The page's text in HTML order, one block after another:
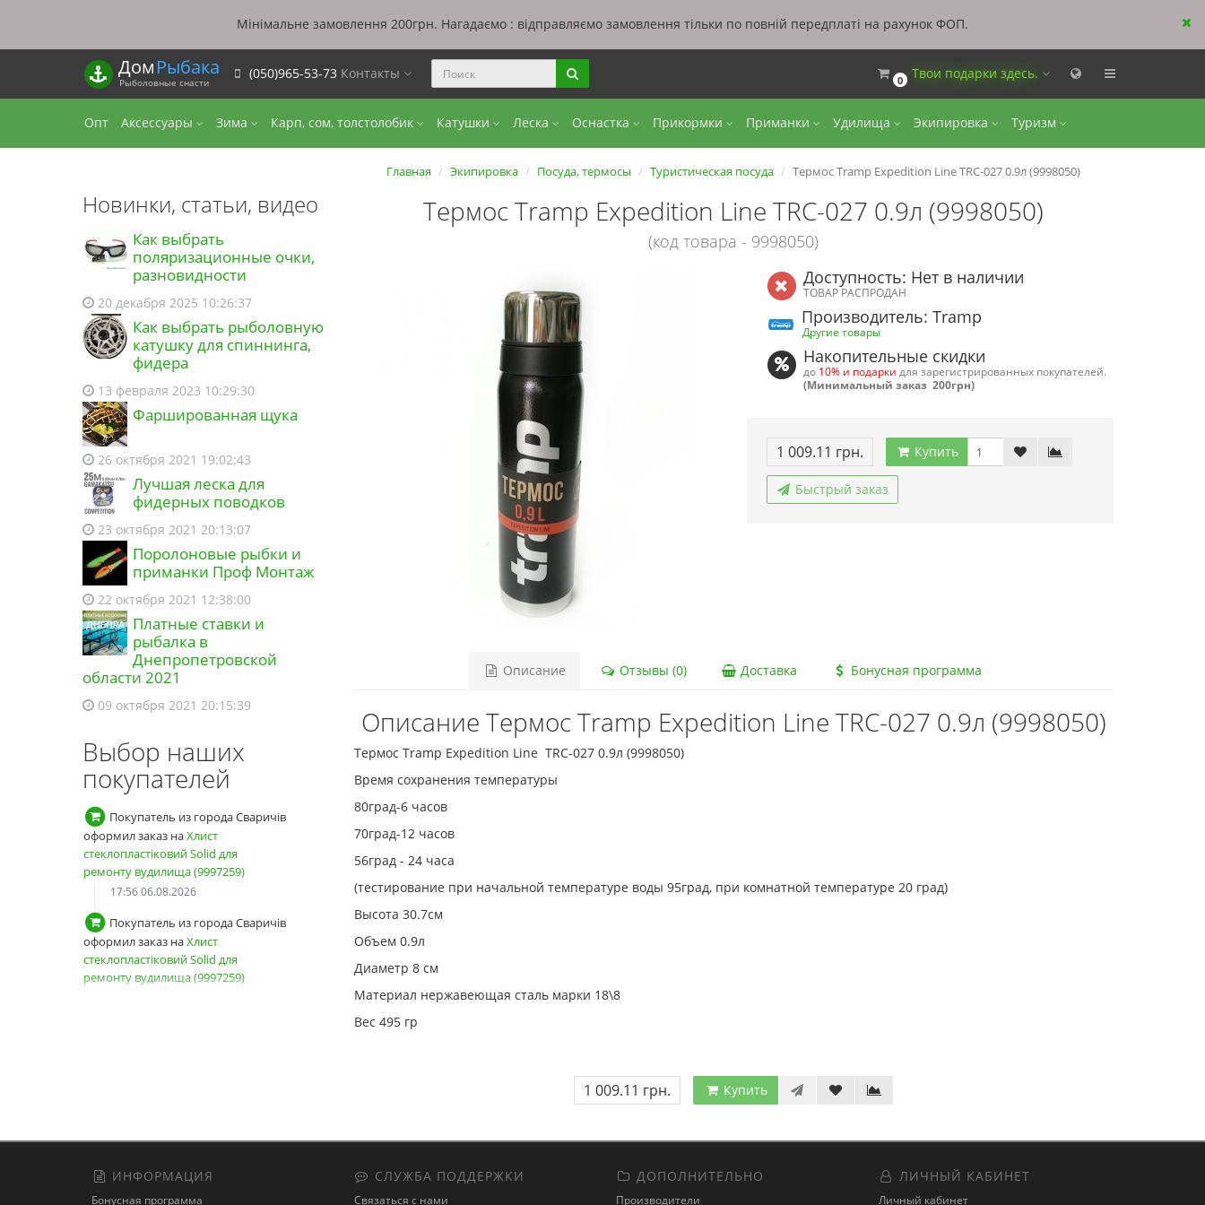
Мінімальне замовлення 200грн. Нагадаємо : відправляємо замовлення тільки по повній передплаті на рахунок ФОП.
ДомРыбака
Рыболовные снасти
(050)965-53-73 Контакты 0 Твои подарки здесь.
Опт Аксессуары Зима Карп, сом, толстолобик Катушки Леска Оснастка Прикормки Приманки Удилища Экипировка Туризм
Новинки, статьи, видео
Как выбрать
поляризационные очки,
разновидности
20 декабря 2025 10:26:37
Как выбрать рыболовную
катушку для спиннинга,
фидера
13 февраля 2023 10:29:30
Фаршированная щука
26 октября 2021 19:02:43
Лучшая леска для
фидерных поводков
23 октября 2021 20:13:07
Поролоновые рыбки и
приманки Проф Монтаж
22 октября 2021 12:38:00
Платные ставки и
рыбалка в
Днепропетровской
области 2021
09 октября 2021 20:15:39
Выбор наших
покупателей
Покупатель из города Сваричів
оформил заказ наХлист
стеклопластіковий Solid для
ремонту вудилища (9997259)
17:56 06.08.2026
Покупатель из города Сваричів
оформил заказ наХлист
стеклопластіковий Solid для
ремонту вудилища (9997259)
Покупатель оформил заказ на
Снасть на товстолоба "Кошик-
Главная Экипировка Посуда, термосы Туристическая посуда Термос Tramp Expedition Line TRC-027 0.9л (9998050)
Термос Tramp Expedition Line TRC-027 0.9л (9998050)
(код товара - 9998050)
Доступность: Нет в наличии
ТОВАР РАСПРОДАН
Производитель: Tramp
Другие товары
Накопительные скидки
до 10% и подарки для зарегистрированных покупателей.
(Минимальный заказ 200грн)
1 009.11 грн. Купить
Быстрый заказ
Описание Отзывы (0) Доставка Бонусная программа
Описание Термос Tramp Expedition Line TRC-027 0.9л (9998050)
Термос Tramp Expedition Line TRC-027 0.9л (9998050)
Время сохранения температуры
80град-6 часов
70град-12 часов
56град - 24 часа
(тестирование при начальной температуре воды 95град, при комнатной температуре 20 град)
Высота 30.7см
Объем 0.9л
Диаметр 8 см
Материал нержавеющая сталь марки 18\8
Вес 495 гр
1 009.11 грн. Купить
ИНФОРМАЦИЯ
Бонусная программа
СЛУЖБА ПОДДЕРЖКИ
Связаться с нами
ДОПОЛНИТЕЛЬНО
Производители
ЛИЧНЫЙ КАБИНЕТ
Личный кабинет